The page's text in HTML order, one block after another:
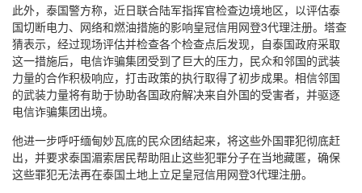
此外，泰国警方称，近日联合陆军指挥官检查边境地区，以评估泰
国切断电力、网络和燃油措施的影响皇冠信用网登3代理注册。塔查
猜表示，经过现场评估并检查各个检查点后发现，自泰国政府采取
这一措施后，电信诈骗集团受到了巨大的压力，民众和邻国的武装
力量的合作积极响应，打击政策的执行取得了初步成果。相信邻国
的武装力量将有助于协助各国政府解决来自外国的受害者，并驱逐
电信诈骗集团出境。
他进一步呼吁缅甸妙瓦底的民众团结起来，将这些外国罪犯彻底赶
出，并要求泰国湄索居民帮助阻止这些犯罪分子在当地藏匿，确保
这些罪犯无法再在泰国土地上立足皇冠信用网登3代理注册。